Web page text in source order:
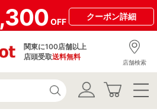
OFF
クーポン詳細
関東に100店舗以上
店頭受取送料無料
店舗検索